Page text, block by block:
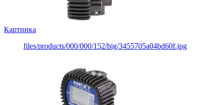
Картинка
files/products/000/000/152/big/3455705a04bd60f.jpg